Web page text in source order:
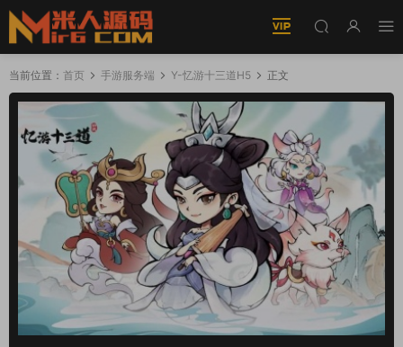
当前位置： 首页 手游服务端 Y-忆游十三道H5 正文